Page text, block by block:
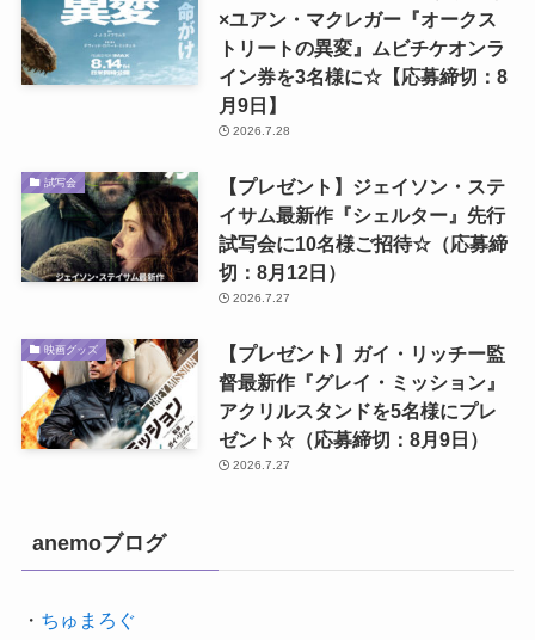
×ユアン・マクレガー『オークス
トリートの異変』ムビチケオンラ
イン券を3名様に☆【応募締切：8
月9日】
2026.7.28
試写会
【プレゼント】ジェイソン・ステ
イサム最新作『シェルター』先行
試写会に10名様ご招待☆（応募締
切：8月12日）
2026.7.27
映画グッズ
【プレゼント】ガイ・リッチー監
督最新作『グレイ・ミッション』
アクリルスタンドを5名様にプレ
ゼント☆（応募締切：8月9日）
2026.7.27
anemoブログ
・ ちゅまろぐ